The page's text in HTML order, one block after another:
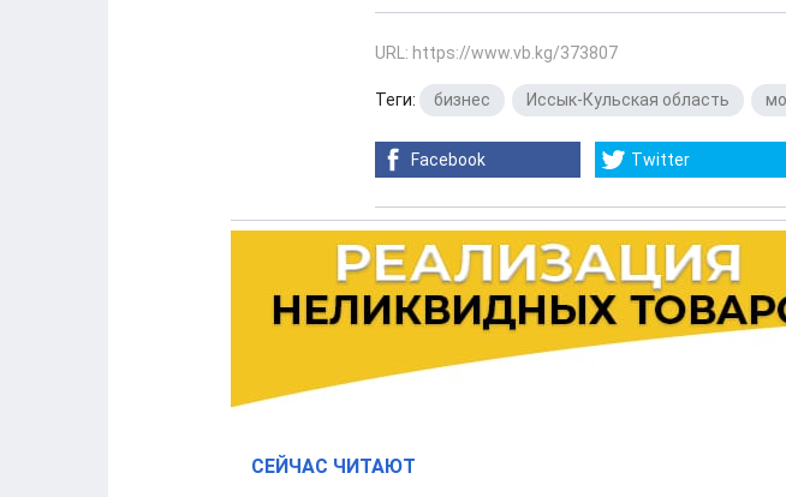
URL: https://www.vb.kg/373807
Теги: бизнес Иссык-Кульская область
Facebook Twitter
СЕЙЧАС ЧИТАЮТ